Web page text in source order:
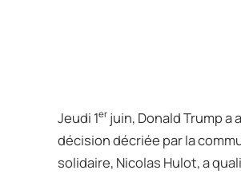
Jeudi 1er juin, Donald Trump a
décision décriée par la
solidaire, Nicolas Hulot, a